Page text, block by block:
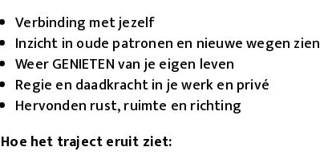
Verbinding met jezelf
Inzicht in oude patronen en nieuwe wegen zien
Weer GENIETEN van je eigen leven
Regie en daadkracht in je werk en privé
Hervonden rust, ruimte en richting
Hoe het traject eruit ziet: